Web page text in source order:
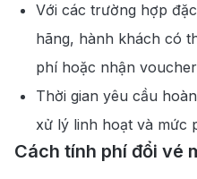
Với các trường hợp
hãng, hành khách có
phí hoặc nhận
Thời gian yêu cầu
xử lý linh hoạt và mức
Cách tính phí đổi vé